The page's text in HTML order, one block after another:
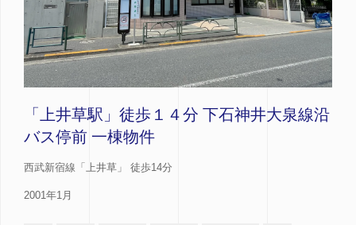
「上井草駅」徒歩１４分 下石神井大泉線沿
バス停前 一棟物件
西武新宿線「上井草」 徒歩14分
2001年1月